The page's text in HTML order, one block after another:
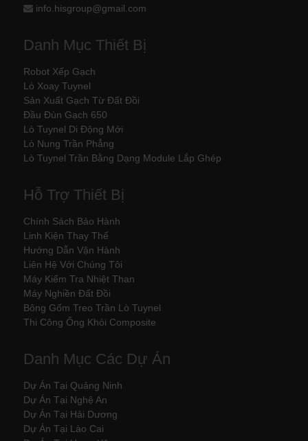
info.hisgroup@gmail.com
Danh Mục Thiết Bị
Robot Xếp Gạch
Lò Xoay Tuynel
Sản Xuất Gạch Từ Đất Đồi
Đầu Đùn Gạch 650
Lò Tuynel Di Động Mới
Lò Nung Trần Phẳng
Lò Tuynel Trần Bằng Dạng Module Lắp Ghép
Hỗ Trợ Thiết Bị
Chính Sách Bảo Hành
Linh Kiện Thay Thế
Hướng Dẫn Vận Hành
Liên Hệ Với Chúng Tôi
Máy Kiểm Tra Nhiệt Than
Máy Nghiền Đất Đồi
Bông Gốm Treo Trần Lò Tuynel
Thi Công Ống Khói Composite
Danh Mục Các Dự Án
Dự Án Tại Quảng Ninh
Dự Án Tại Nghệ An
Dự Án Tại Hải Dương
Dự Án Tại Lào Cai